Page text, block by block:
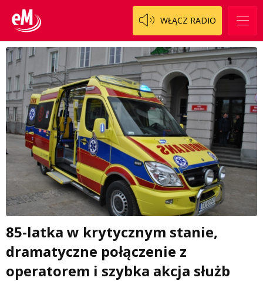
WŁĄCZ RADIO
85-latka w krytycznym stanie,
dramatyczne połączenie z
operatorem i szybka akcja służb